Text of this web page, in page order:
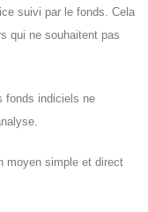
suivi par le fonds. Cela
qui ne souhaitent pas
fonds indiciels ne
moyen simple et direct